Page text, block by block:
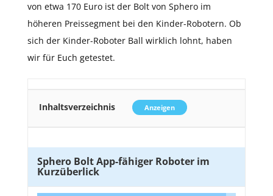
von etwa 170 Euro ist der Bolt von Sphero im
höheren Preissegment bei den Kinder-Robotern. Ob
sich der Kinder-Roboter Ball wirklich lohnt, haben
wir für Euch getestet.
Inhaltsverzeichnis Anzeigen
Sphero Bolt App-fähiger Roboter im
Kurzüberlick